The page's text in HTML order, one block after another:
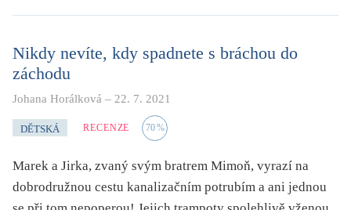
Nikdy nevíte, kdy spadnete s bráchou do
záchodu
Johana Horálková – 22. 7. 2021
DĚTSKÁ RECENZE 70%
Marek a Jirka, zvaný svým bratrem Mimoň, vyrazí na
dobrodružnou cestu kanalizačním potrubím a ani jednou